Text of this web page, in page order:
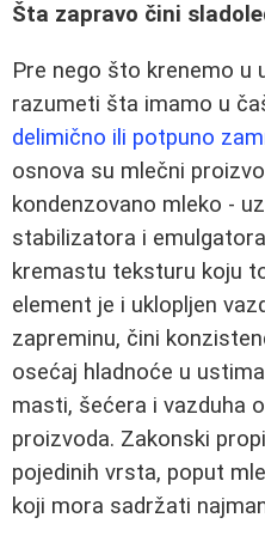
Šta zapravo čini
Pre nego što krenemo u
razumeti šta imamo u
delimično ili potpuno
osnova su mlečni
kondenzovano mleko -
stabilizatora i
kremastu teksturu koju
element je i uklopljen
zapreminu, čini
osećaj hladnoće u
masti, šećera i vazduha
proizvoda. Zakonski
pojedinih vrsta, poput
koji mora sadržati